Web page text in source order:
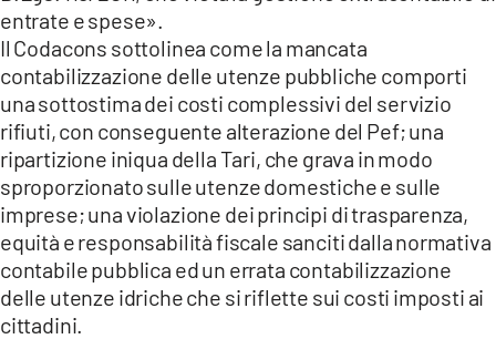
entrate e spese».
Il Codacons sottolinea come la mancata
contabilizzazione delle utenze pubbliche comporti
una sottostima dei costi complessivi del servizio
rifiuti, con conseguente alterazione del Pef; una
ripartizione iniqua della Tari, che grava in modo
sproporzionato sulle utenze domestiche e sulle
imprese; una violazione dei principi di trasparenza,
equità e responsabilità fiscale sanciti dalla normativa
contabile pubblica ed un errata contabilizzazione
delle utenze idriche che si riflette sui costi imposti ai
cittadini.